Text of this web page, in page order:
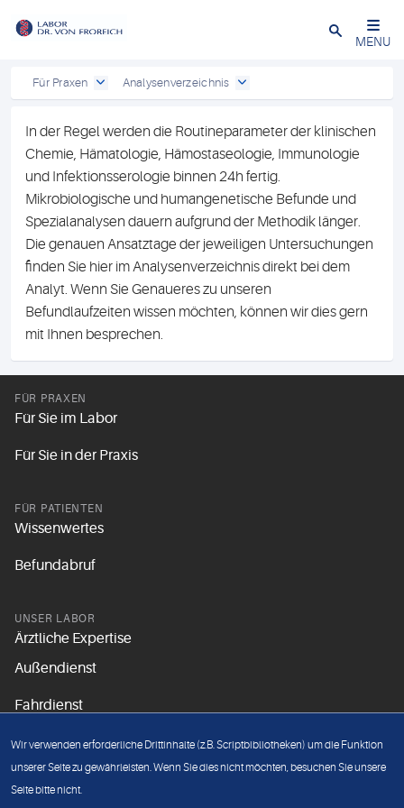
Close
MENU
Für Praxen Analysenverzeichnis
In der Regel werden die Routineparameter der klinischen
Chemie, Hämatologie, Hämostaseologie, Immunologie
und Infektionsserologie binnen 24h fertig.
Mikrobiologische und humangenetische Befunde und
Spezialanalysen dauern aufgrund der Methodik länger.
Die genauen Ansatztage der jeweiligen Untersuchungen
finden Sie hier im Analysenverzeichnis direkt bei dem
Analyt. Wenn Sie Genaueres zu unseren
Befundlaufzeiten wissen möchten, können wir dies gern
mit Ihnen besprechen.
FÜR PRAXEN
Für Sie im Labor
Für Sie in der Praxis
FÜR PATIENTEN
Wissenwertes
Befundabruf
UNSER LABOR
Ärztliche Expertise
Außendienst
Fahrdienst
Unsere Grundsätze
Wir verwenden erforderliche Drittinhalte (z.B. Scriptbibliotheken) um die Funktion
unserer Seite zu gewährleisten. Wenn Sie dies nicht möchten, besuchen Sie unsere
Seite bitte nicht.